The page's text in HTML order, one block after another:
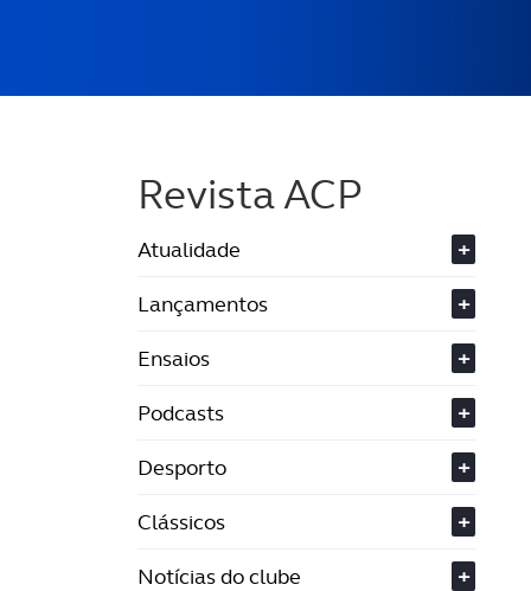
Revista ACP
Atualidade
+
Lançamentos
+
Ensaios
+
Podcasts
+
Desporto
+
Clássicos
+
Notícias do clube
+